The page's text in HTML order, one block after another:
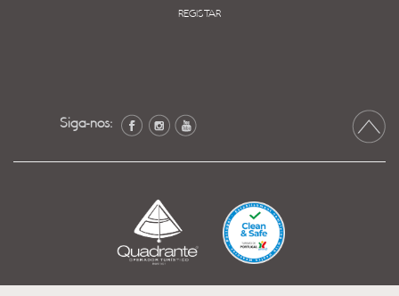
REGISTAR
Siga-nos: